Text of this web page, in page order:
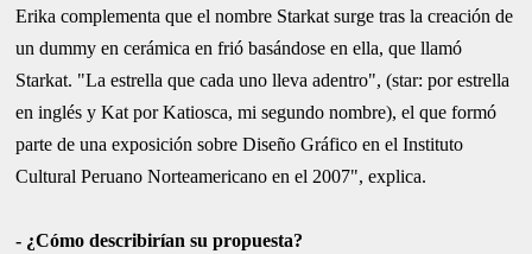
Erika complementa que el nombre Starkat surge tras la creación de
un dummy en cerámica en frió basándose en ella, que llamó
Starkat. "La estrella que cada uno lleva adentro", (star: por estrella
en inglés y Kat por Katiosca, mi segundo nombre), el que formó
parte de una exposición sobre Diseño Gráfico en el Instituto
Cultural Peruano Norteamericano en el 2007", explica.
- ¿Cómo describirían su propuesta?